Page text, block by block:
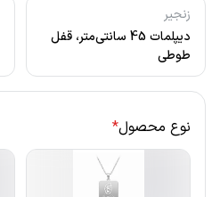
زنجیر
دیپلمات 45 سانتی‌متر، قفل
طوطی
نوع محصول*